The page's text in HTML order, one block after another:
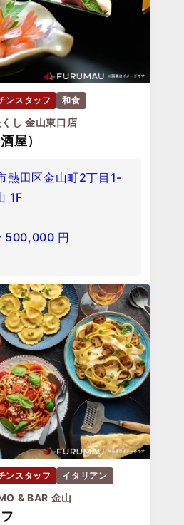
ンスタッフ 和食
し 金山東口店
屋）
熱田区金山町2丁目1-
1F
500,000 円
ンスタッフ イタリアン
& BAR 金山